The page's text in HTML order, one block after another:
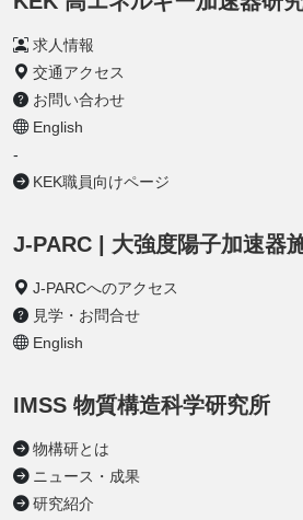
求人情報
交通アクセス
お問い合わせ
English
-
KEK職員向けページ
J-PARC | 大強度陽子加速器
J-PARCへのアクセス
見学・お問合せ
English
IMSS 物質構造科学研究所
物構研とは
ニュース・成果
研究紹介